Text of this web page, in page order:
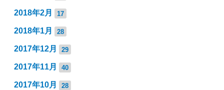
2018年2月 17
2018年1月 28
2017年12月 29
2017年11月 40
2017年10月 28